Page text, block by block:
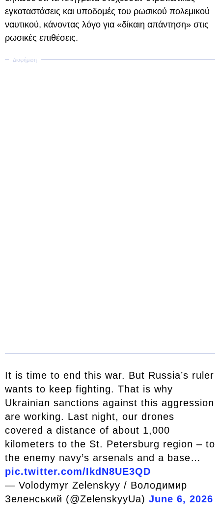
εγκαταστάσεις και υποδομές του ρωσικού πολεμικού
ναυτικού, κάνοντας λόγο για «δίκαιη απάντηση» στις
ρωσικές επιθέσεις.
It is time to end this war. But Russia’s ruler
wants to keep fighting. That is why
Ukrainian sanctions against this aggression
are working. Last night, our drones
covered a distance of about 1,000
kilometers to the St. Petersburg region – to
the enemy navy’s arsenals and a base…
pic.twitter.com/IkdN8UE3QD
— Volodymyr Zelenskyy / Володимир
Зеленський (@ZelenskyyUa) June 6, 2026